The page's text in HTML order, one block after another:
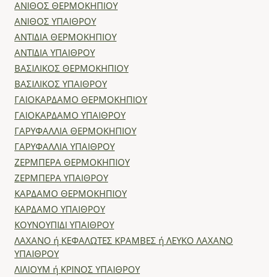
ΑΝΙΘΟΣ ΘΕΡΜΟΚΗΠΙΟΥ
ΑΝΙΘΟΣ ΥΠΑΙΘΡΟΥ
ΑΝΤΙΔΙΑ ΘΕΡΜΟΚΗΠΙΟΥ
ΑΝΤΙΔΙΑ ΥΠΑΙΘΡΟΥ
ΒΑΣΙΛΙΚΟΣ ΘΕΡΜΟΚΗΠΙΟΥ
ΒΑΣΙΛΙΚΟΣ ΥΠΑΙΘΡΟΥ
ΓΑΙΟΚΑΡΔΑΜΟ ΘΕΡΜΟΚΗΠΙΟΥ
ΓΑΙΟΚΑΡΔΑΜΟ ΥΠΑΙΘΡΟΥ
ΓΑΡΥΦΑΛΛΙΑ ΘΕΡΜΟΚΗΠΙΟΥ
ΓΑΡΥΦΑΛΛΙΑ ΥΠΑΙΘΡΟΥ
ΖΕΡΜΠΕΡΑ ΘΕΡΜΟΚΗΠΙΟΥ
ΖΕΡΜΠΕΡΑ ΥΠΑΙΘΡΟΥ
ΚΑΡΔΑΜΟ ΘΕΡΜΟΚΗΠΙΟΥ
ΚΑΡΔΑΜΟ ΥΠΑΙΘΡΟΥ
ΚΟΥΝΟΥΠΙΔΙ ΥΠΑΙΘΡΟΥ
ΛΑΧΑΝΟ ή ΚΕΦΑΛΩΤΕΣ ΚΡΑΜΒΕΣ ή ΛΕΥΚΟ ΛΑΧΑΝΟ
ΥΠΑΙΘΡΟΥ
ΛΙΛΙΟΥΜ ή ΚΡΙΝΟΣ ΥΠΑΙΘΡΟΥ